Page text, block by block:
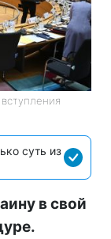
суть из
в свой